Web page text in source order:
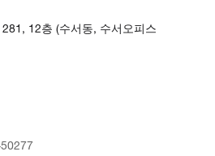
12층 (수서동, 수서오피스